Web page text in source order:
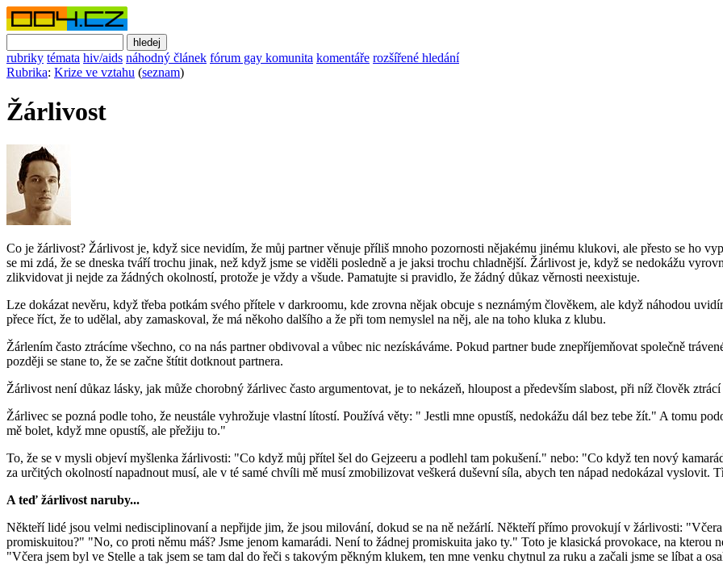
rubriky témata hiv/aids náhodný článek fórum gay komunita komentáře rozšířené hledání
Rubrika: Krize ve vztahu (seznam)
Žárlivost
Co je žárlivost? Žárlivost je, když sice nevidím, že můj partner věnuje příliš mnoho pozornosti nějakému jinému klukovi, ale přesto se ho
se mi zdá, že se dneska tváří trochu jinak, než když jsme se viděli posledně a je jaksi trochu chladnější. Žárlivost je, když se nedokážu
zlikvidovat ji nejde za žádných okolností, protože je vždy a všude. Pamatujte si pravidlo, že žádný důkaz věrnosti neexistuje.
Lze dokázat nevěru, když třeba potkám svého přítele v darkroomu, kde zrovna nějak obcuje s neznámým člověkem, ale když náhodou
přece říct, že to udělal, aby zamaskoval, že má někoho dalšího a že při tom nemyslel na něj, ale na toho kluka z klubu.
Žárlením často ztrácíme všechno, co na nás partner obdivoval a vůbec nic nezískáváme. Pokud partner bude znepříjemňovat společně
později se stane to, že se začne štítit dotknout partnera.
Žárlivost není důkaz lásky, jak může chorobný žárlivec často argumentovat, je to nekázeň, hloupost a především slabost, při níž člověk
Žárlivec se pozná podle toho, že neustále vyhrožuje vlastní lítostí. Používá věty: " Jestli mne opustíš, nedokážu dál bez tebe žít." A tomu
mě bolet, když mne opustíš, ale přežiju to."
To, že se v mysli objeví myšlenka žárlivosti: "Co když můj přítel šel do Gejzeeru a podlehl tam pokušení." nebo: "Co když ten nový
za určitých okolností napadnout musí, ale v té samé chvíli mě musí zmobilizovat veškerá duševní síla, abych ten nápad nedokázal vyslovit.
A teď žárlivost naruby...
Někteří lidé jsou velmi nedisciplinovaní a nepřijde jim, že jsou milování, dokud se na ně nežárlí. Někteří přímo provokují v žárlivosti:
promiskuitou?" "No, co proti němu máš? Jsme jenom kamarádi. Není to žádnej promiskuita jako ty." Toto je klasická provokace, na
"Včera jsem byl ve Stelle a tak jsem se tam dal do řeči s takovým pěkným klukem, ten mne venku chytnul za ruku a začali jsme se líbat a